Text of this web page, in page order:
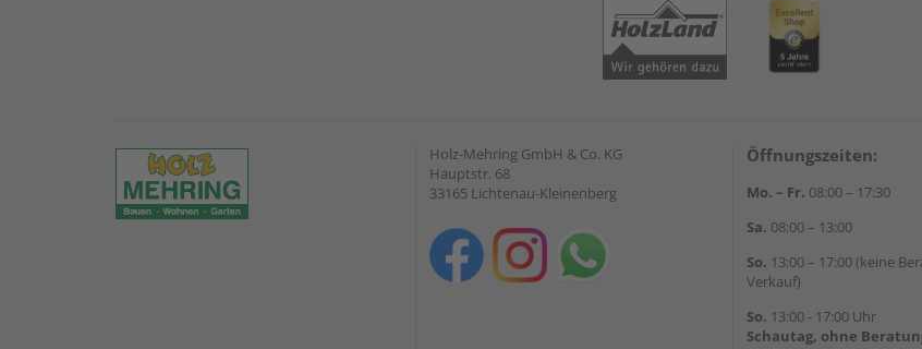
Holz-Mehring GmbH & Co. KG
Hauptstr. 68
33165 Lichtenau-Kleinenberg
Öffnungszeiten:
Mo. – Fr. 08:00 – 17:30
Sa. 08:00 – 13:00
So. 13:00 – 17:00 (keine
Verkauf)
So. 13:00 - 17:00 Uhr
Schautag, ohne